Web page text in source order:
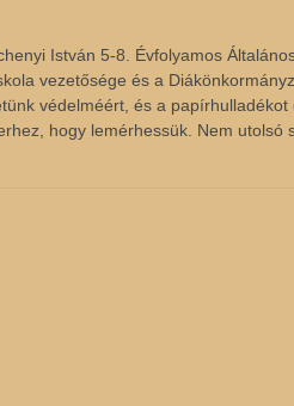
István 5-8. Évfolyamos
vezetősége és a
védelméért, és a papírhulladékot
hogy lemérhessük. Nem utolsó